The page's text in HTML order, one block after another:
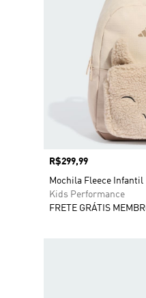
Preço
R$299,99
Mochila Fleece Infantil
Kids Performance
FRETE GRÁTIS